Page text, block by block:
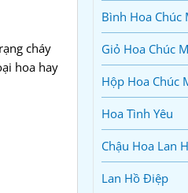
cháy
hoa hay
Bình Hoa Chúc
Giỏ Hoa Chúc
Hộp Hoa Chúc
Hoa Tình Yêu
Chậu Hoa Lan
Lan Hồ Điệp